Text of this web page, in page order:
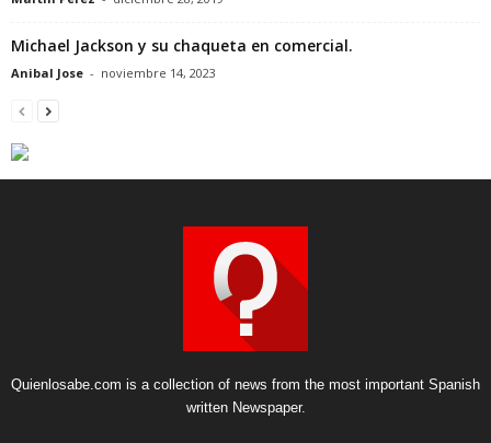
Michael Jackson y su chaqueta en comercial.
Anibal Jose - noviembre 14, 2023
Quienlosabe.com is a collection of news from the most important Spanish
written Newspaper.